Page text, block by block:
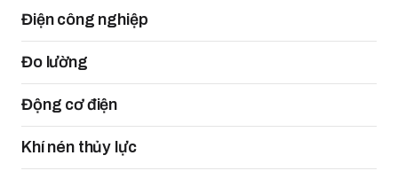
Điện công nghiệp
Đo lường
Động cơ điện
Khí nén thủy lực